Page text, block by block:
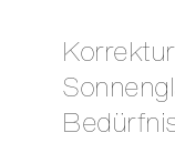
Korrekturgläser und